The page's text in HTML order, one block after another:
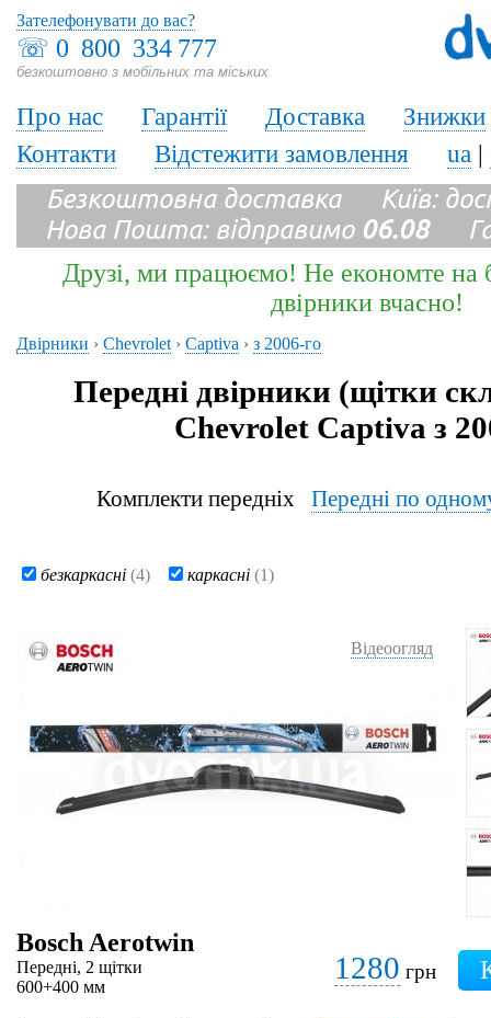
☏ 0 800 334 777
безкоштовно з мобільних та міських
Зателефонувати до вас?
Про нас Гарантії Доставка
Знижки
Контакти
Відстежити замовлення ua |
Безкоштовна доставка Київ:
Нова Пошта: відправимо 06.08
Друзі, ми працюємо! Не економте на
двірники вчасно!
Двірники › Chevrolet › Captiva › з 2006-го
Передні двірники (щітки
Chevrolet Captiva з
Комплекти передніх Передні по
безкаркасні (4) каркасні (1)
Відеоогляд
Bosch Aerotwin
Передні, 2 щітки
600+400 мм
1280 грн